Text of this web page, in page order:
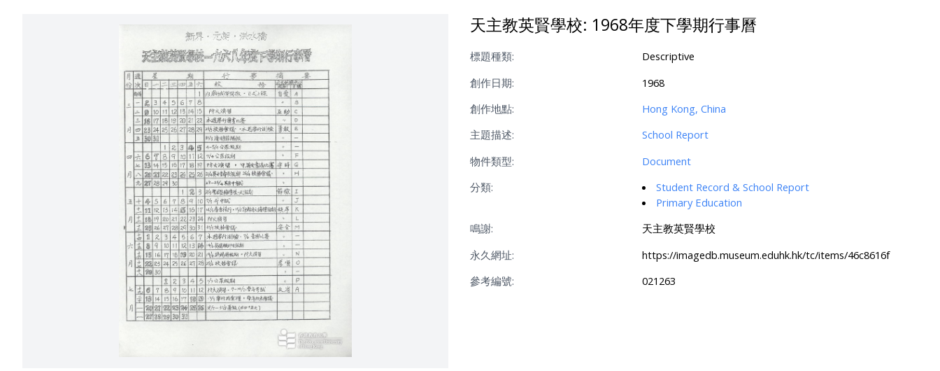
天主教英賢學校: 1968年度下學期行事曆
標題種類:
Descriptive
創作日期:
1968
創作地點:
Hong Kong, China
主題描述:
School Report
物件類型:
Document
分類:
Student Record & School Report
Primary Education
鳴謝:
天主教英賢學校
永久網址:
https://imagedb.museum.eduhk.hk/tc/items/46c8616f
參考編號:
021263